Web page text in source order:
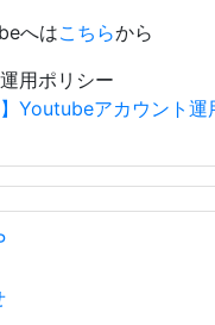
へはこちらから
用ポリシー
】Youtubeアカウント